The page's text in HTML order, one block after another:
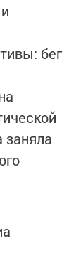
бег
заняла